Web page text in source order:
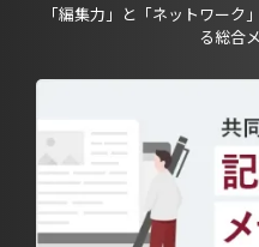
「編集力」と「ネットワーク
る総合